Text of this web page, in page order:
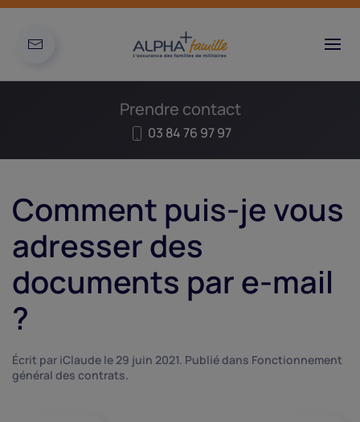
Prendre contact
03 84 76 97 97
Comment puis-je vous
adresser des
documents par e-mail
?
Écrit par iClaude le 29 juin 2021. Publié dans Fonctionnement
général des contrats.